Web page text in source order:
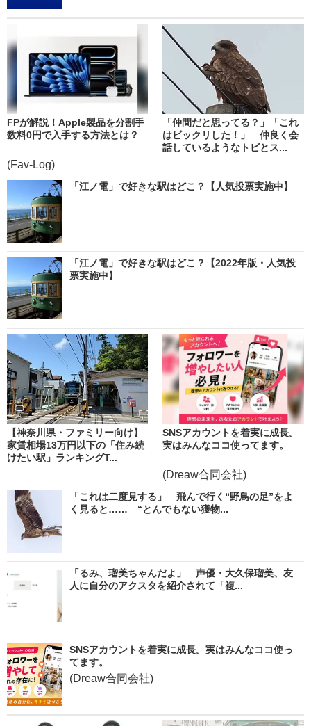
FPが解説！Apple製品を分割手
数料0円で入手する方法とは？
(Fav-Log)
「仲間だと思ってる？」「これ
はビックリした！」 仲良く会
話しているようなトビとス...
「江ノ電」で好きな駅はどこ？【人気投票実施中】
「江ノ電」で好きな駅はどこ？【2022年版・人気投
票実施中】
【神奈川県・ファミリー向け】
家賃相場13万円以下の「住み続
けたい駅」ランキングT...
SNSアカウントを着実に成長。
実はみんなココ使ってます。
(Dreaw合同会社)
「これは二度見する」 飛んで行く“野鳥の足”をよ
く見ると…… “とんでもない獲物...
「るみ、瑠美ちゃんだよ」 声優・大久保瑠美、友
人に自分のアクスタを紹介されて「複...
SNSアカウントを着実に成長。実はみんなココ使っ
てます。
(Dreaw合同会社)